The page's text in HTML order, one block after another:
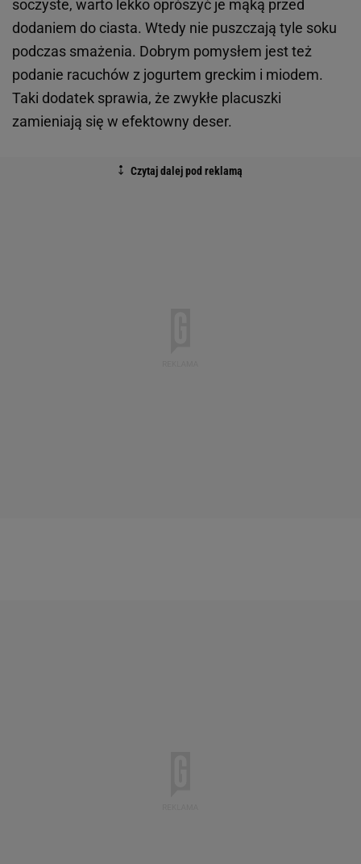
soczyste, warto lekko oprószyć je mąką przed
dodaniem do ciasta. Wtedy nie puszczają tyle soku
podczas smażenia. Dobrym pomysłem jest też
podanie racuchów z jogurtem greckim i miodem.
Taki dodatek sprawia, że zwykłe placuszki
zamieniają się w efektowny deser.